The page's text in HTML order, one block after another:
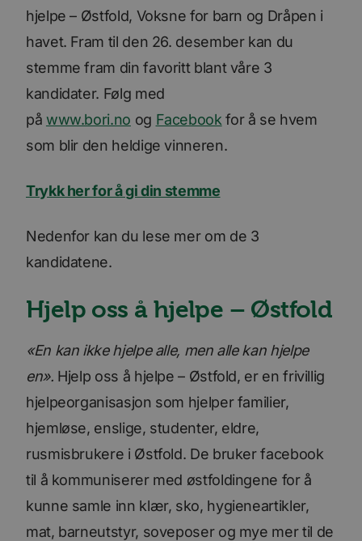
hjelpe – Østfold, Voksne for barn og Dråpen i
havet. Fram til den 26. desember kan du
stemme fram din favoritt blant våre 3
kandidater. Følg med
på www.bori.no og Facebook for å se hvem
som blir den heldige vinneren.
Trykk her for å gi din stemme
Nedenfor kan du lese mer om de 3
kandidatene.
Hjelp oss å hjelpe – Østfold
«En kan ikke hjelpe alle, men alle kan hjelpe
en». Hjelp oss å hjelpe – Østfold, er en frivillig
hjelpeorganisasjon som hjelper familier,
hjemløse, enslige, studenter, eldre,
rusmisbrukere i Østfold. De bruker facebook
til å kommuniserer med østfoldingene for å
kunne samle inn klær, sko, hygieneartikler,
mat, barneutstyr, soveposer og mye mer til de